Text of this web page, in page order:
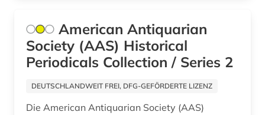
American Antiquarian
Society (AAS) Historical
Periodicals Collection / Series 2
DEUTSCHLANDWEIT FREI, DFG-GEFÖRDERTE LIZENZ
Die American Antiquarian Society (AAS)